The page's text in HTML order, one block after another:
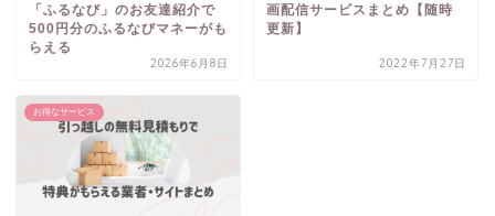
「ふるなび」のお友達紹介で
500円分のふるなびマネーがも
らえる
2026年6月8日
画配信サービスまとめ【随時
更新】
2022年7月27日
お得なサービス